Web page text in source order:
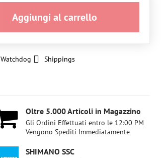
Aggiungi al carrello
Watchdog Shippings
Oltre 5​.000 Articoli in Magazzino
Gli Ordini Effettuati entro le 12:00 PM
Vengono Spediti Immediatamente
SHIMANO SSC